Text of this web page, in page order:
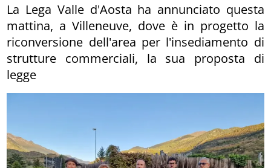
La Lega Valle d'Aosta ha annunciato questa
mattina, a Villeneuve, dove è in progetto la
riconversione dell'area per l'insediamento di
strutture commerciali, la sua proposta di
legge